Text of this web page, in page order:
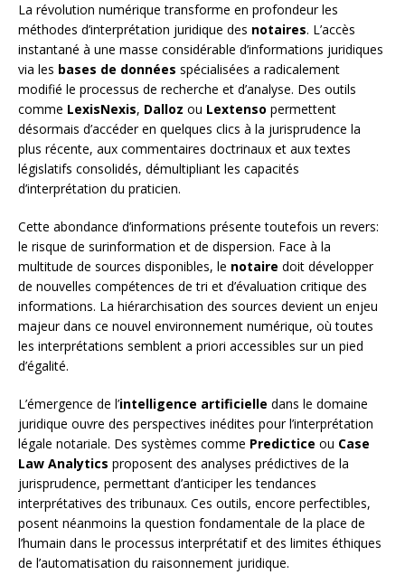
La révolution numérique transforme en profondeur les
méthodes d’interprétation juridique des notaires. L’accès
instantané à une masse considérable d’informations juridiques
via les bases de données spécialisées a radicalement
modifié le processus de recherche et d’analyse. Des outils
comme LexisNexis, Dalloz ou Lextenso permettent
désormais d’accéder en quelques clics à la jurisprudence la
plus récente, aux commentaires doctrinaux et aux textes
législatifs consolidés, démultipliant les capacités
d’interprétation du praticien.
Cette abondance d’informations présente toutefois un revers:
le risque de surinformation et de dispersion. Face à la
multitude de sources disponibles, le notaire doit développer
de nouvelles compétences de tri et d’évaluation critique des
informations. La hiérarchisation des sources devient un enjeu
majeur dans ce nouvel environnement numérique, où toutes
les interprétations semblent a priori accessibles sur un pied
d’égalité.
L’émergence de l’intelligence artificielle dans le domaine
juridique ouvre des perspectives inédites pour l’interprétation
légale notariale. Des systèmes comme Predictice ou Case
Law Analytics proposent des analyses prédictives de la
jurisprudence, permettant d’anticiper les tendances
interprétatives des tribunaux. Ces outils, encore perfectibles,
posent néanmoins la question fondamentale de la place de
l’humain dans le processus interprétatif et des limites éthiques
de l’automatisation du raisonnement juridique.